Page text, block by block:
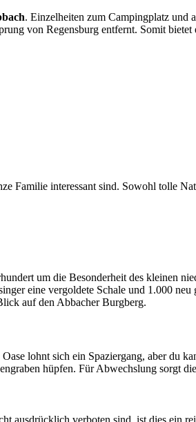
. Einzelheiten zum Campingplatz und
von Regensburg entfernt. Somit
Familie interessant sind. Sowohl tolle
um die Besonderheit des kleinen
eine vergoldete Schale und 1.000
auf den Abbacher Burgberg.
lohnt sich ein Spaziergang, aber du
hüpfen. Für Abwechslung sorgt
ausdrücklich verboten sind, ist dies ein